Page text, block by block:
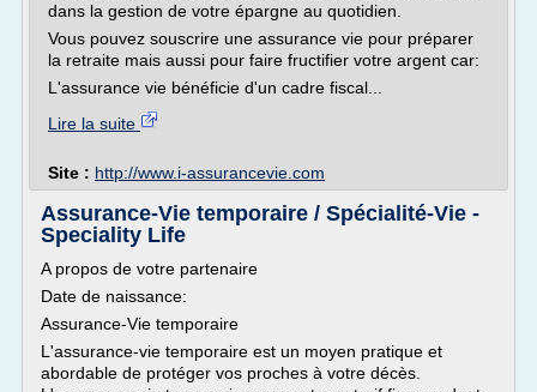
dans la gestion de votre épargne au quotidien.
Vous pouvez souscrire une assurance vie pour préparer
la retraite mais aussi pour faire fructifier votre argent car:
L'assurance vie bénéficie d'un cadre fiscal...
Lire la suite
Site : http://www.i-assurancevie.com
Assurance-Vie temporaire / Spécialité-Vie -
Speciality Life
A propos de votre partenaire
Date de naissance:
Assurance-Vie temporaire
L'assurance-vie temporaire est un moyen pratique et
abordable de protéger vos proches à votre décès.